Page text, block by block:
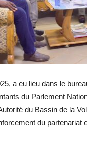
a eu lieu dans le
du Parlement
du Bassin de la
du partenariat